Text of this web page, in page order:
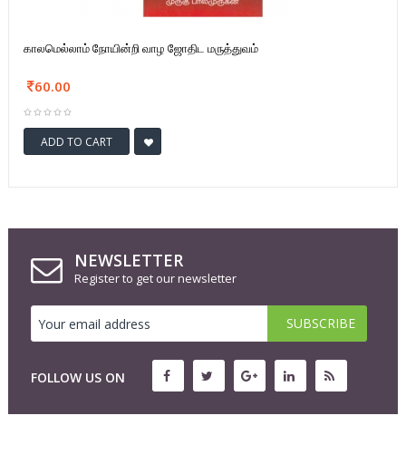
காலமெல்லாம் நோயின்றி வாழ ஜோதிட மருத்துவம்
60.00
ADD TO CART
NEWSLETTER
Register to get our newsletter
FOLLOW US ON